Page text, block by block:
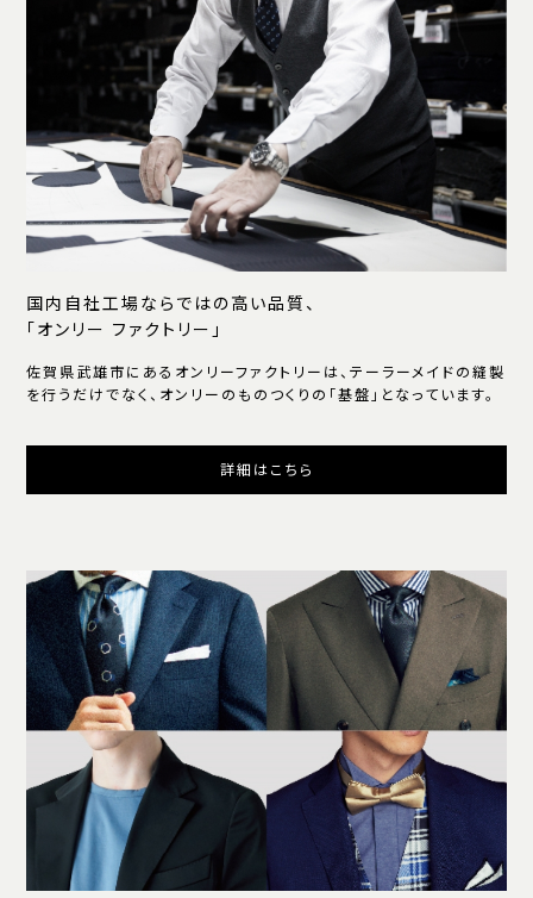
国内自社工場ならではの高い品質、
「オンリー ファクトリー」
佐賀県武雄市にあるオンリーファクトリーは、テーラーメイドの縫製
を行うだけでなく、オンリーのものつくりの「基盤」となっています。
詳細はこちら